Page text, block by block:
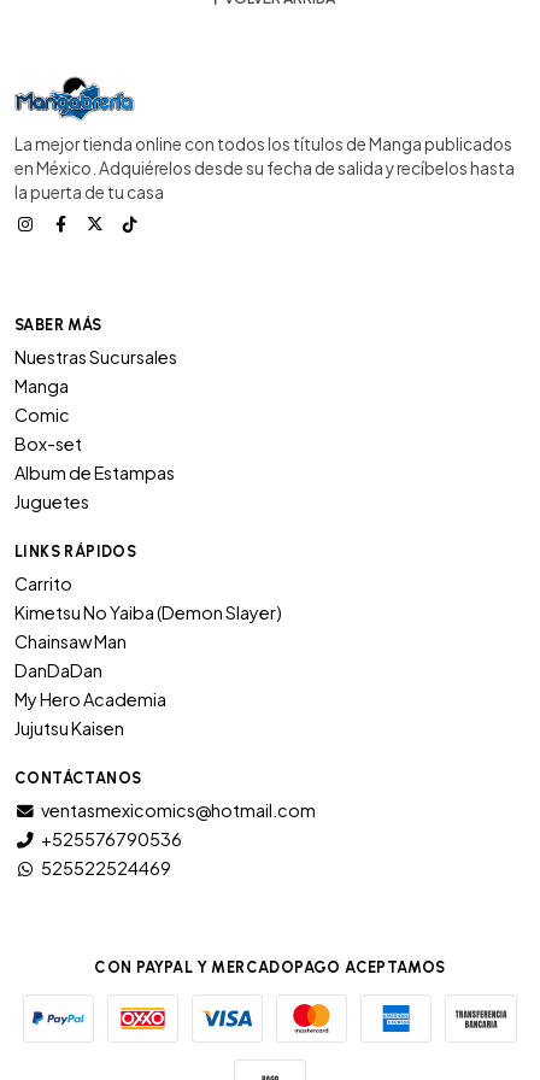
La mejor tienda online con todos los títulos de Manga publicados
en México. Adquiérelos desde su fecha de salida y recíbelos hasta
la puerta de tu casa
SABER MÁS
Nuestras Sucursales
Manga
Comic
Box-set
Album de Estampas
Juguetes
LINKS RÁPIDOS
Carrito
Kimetsu No Yaiba (Demon Slayer)
Chainsaw Man
DanDaDan
My Hero Academia
Jujutsu Kaisen
CONTÁCTANOS
ventasmexicomics@hotmail.com
+525576790536
525522524469
CON PAYPAL Y MERCADOPAGO ACEPTAMOS